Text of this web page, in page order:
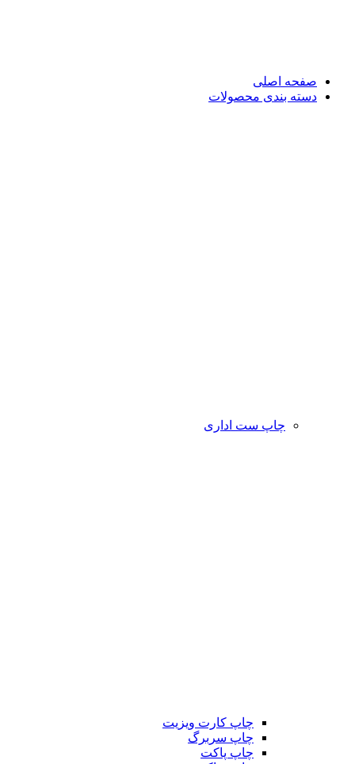
صفحه اصلی
دسته بندی محصولات
چاپ ست اداری
چاپ کارت ویزیت
چاپ سربرگ
چاپ پاکت